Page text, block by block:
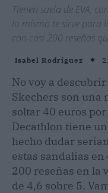
Tienen suela de EVA,
lo mismo te sirve para
con casi 200 reseñas
Isabel Rodríguez
No voy a
Skechers son una
soltar 40 euros
Decathlon tiene
hecho dudar
estas sandalias
200 reseñas en la
de 4,6 sobre 5.